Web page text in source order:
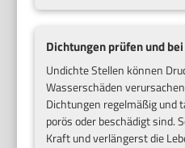
Dichtungen prüfen und
Undichte Stellen können
Wasserschäden
Dichtungen regelmäßig und
porös oder beschädigt sind.
Kraft und verlängerst die